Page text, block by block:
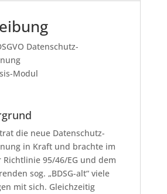
Datenschutz-
Modul
die neue Datenschutz-
in Kraft und brachte im
Richtlinie 95/46/EG und dem
sog. „BDSG-alt“ viele
mit sich. Gleichzeitig